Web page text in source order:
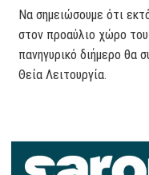
Να σημειώσουμε ότι
στον προαύλιο χώρο
πανηγυρικό διήμερο θα
Θεία Λειτουργία.